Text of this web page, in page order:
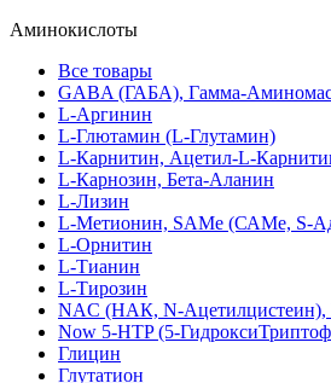
Аминокислоты
Все товары
GABA (ГАБА), Гамма-
L-Аргинин
L-Глютамин (L-Глутамин)
L-Карнитин, Ацетил-L-
L-Карнозин, Бета-Аланин
L-Лизин
L-Метионин, SAMe (САМе, S-
L-Орнитин
L-Тианин
L-Тирозин
NAC (НАК, N-Ацетилцистеин),
Now 5-HTP (5-
Глицин
Глутатион